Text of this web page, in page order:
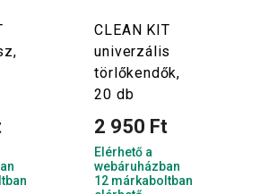
CLEAN KIT
univerzális
törlőkendők,
20 db
2 950 Ft
Elérhető a
webáruházban
12 márkaboltban